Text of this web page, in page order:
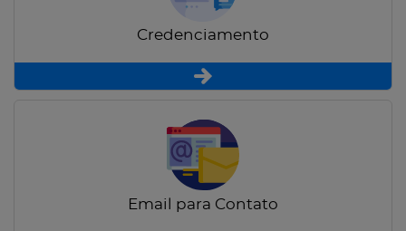
Credenciamento
Email para Contato